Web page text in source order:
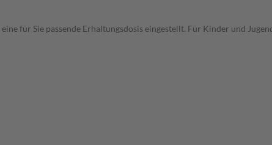
für Sie passende Erhaltungsdosis eingestellt. Für Kinder und